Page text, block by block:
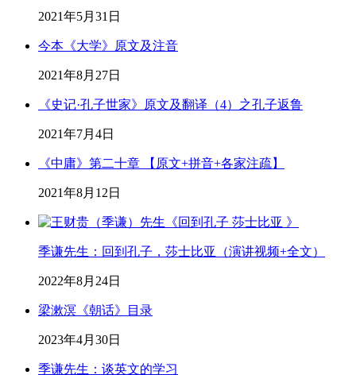
2021年5月31日
今本《大学》原文及注音
2021年8月27日
《史记·孔子世家》原文及翻译（4）之孔子返鲁
2021年7月4日
《中庸》第二十章 【原文+拼音+各家注疏】
2021年8月12日
季谦先生：回到孔子，莎士比亚（演讲视频+全文）
2022年8月24日
梁漱溟《朝话》目录
2023年4月30日
季谦先生：谈英文的学习